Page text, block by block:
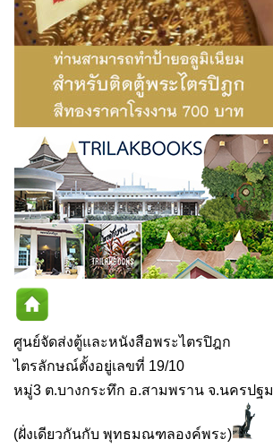
ศูนย์จัดส่งตู้และหนังสือพระไตรปิฎก
ไตรลักษณ์ตั้งอยู่เลขที่ 19/10
หมู่3 ต.บางกระทึก อ.สามพราน จ.นครปฐม
(ฝั่งเดียวกันกับ พุทธมณฑลองค์พระ)